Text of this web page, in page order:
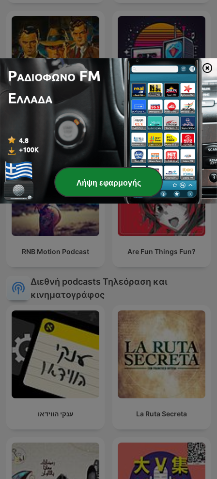
Detective Radio Retro 80s
RNB Motion Podcast Are Fun Things Fun?
Διεθνή podcasts Τηλεόραση και
κινηματογράφος
ענקי הווידאו La Ruta Secreta
Λήψη εφαρμογής